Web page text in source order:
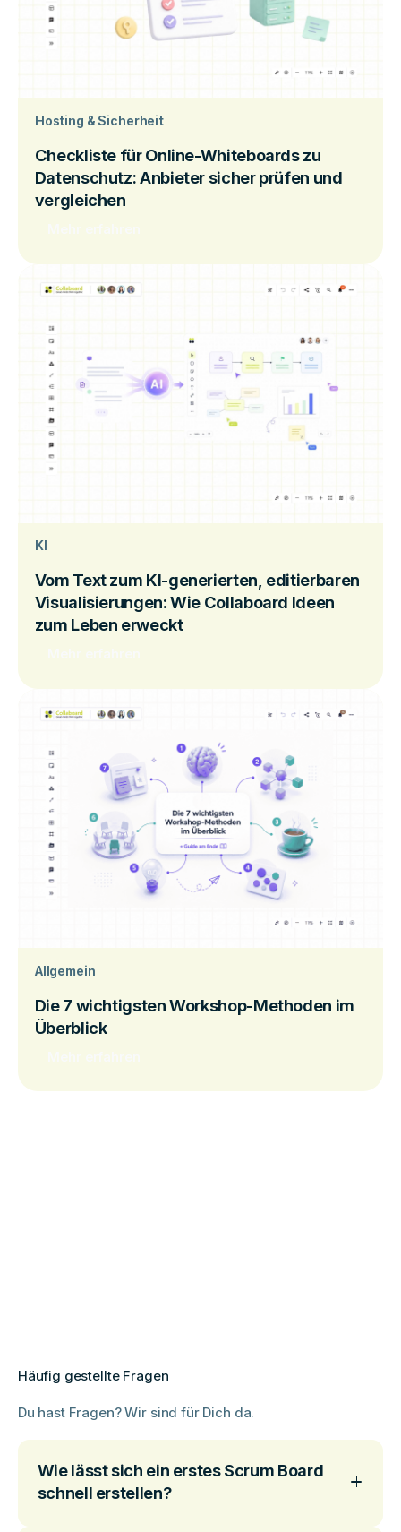
Hosting & Sicherheit
Checkliste für Online-Whiteboards zu
Datenschutz: Anbieter sicher prüfen und
vergleichen
KI
Vom Text zum KI-generierten, editierbaren
Visualisierungen: Wie Collaboard Ideen
zum Leben erweckt
Allgemein
Die 7 wichtigsten Workshop-Methoden im
Überblick
Häufig gestellte Fragen
Du hast Fragen? Wir sind für Dich da.
Wie lässt sich ein erstes Scrum Board
schnell erstellen?